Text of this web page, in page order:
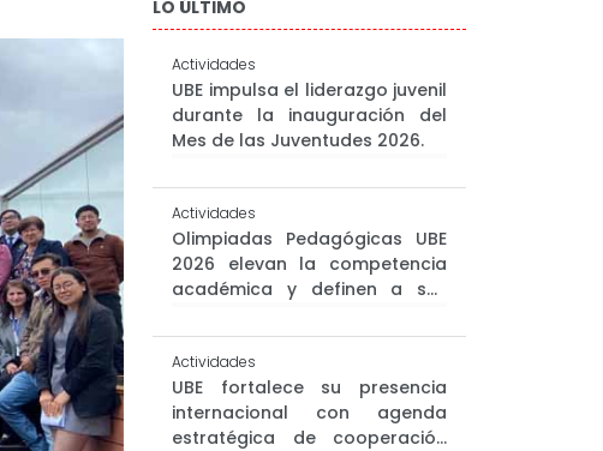
LO ÚLTIMO
Actividades
UBE impulsa el liderazgo juvenil
durante la inauguración del
Mes de las Juventudes 2026.
Actividades
Olimpiadas Pedagógicas UBE
2026 elevan la competencia
académica y definen a sus
Actividades
UBE fortalece su presencia
internacional con agenda
estratégica de cooperación